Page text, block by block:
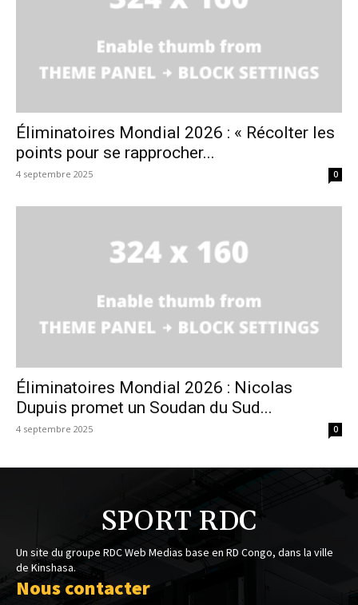
Éliminatoires Mondial 2026 : « Récolter les
points pour se rapprocher...
4 septembre 2025 0
Éliminatoires Mondial 2026 : Nicolas
Dupuis promet un Soudan du Sud...
4 septembre 2025 0
SPORT RDC
Un site du groupe RDC Web Medias base en RD Congo, dans la ville
de Kinshasa.
Nous contacter